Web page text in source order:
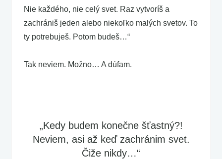
Nie každého, nie celý svet. Raz vytvoríš a
zachrániš jeden alebo niekoľko malých svetov. To
ty potrebuješ. Potom budeš…“
Tak neviem. Možno… A dúfam.
„Kedy budem konečne šťastný?!
Neviem, asi až keď zachránim svet.
Čiže nikdy…“